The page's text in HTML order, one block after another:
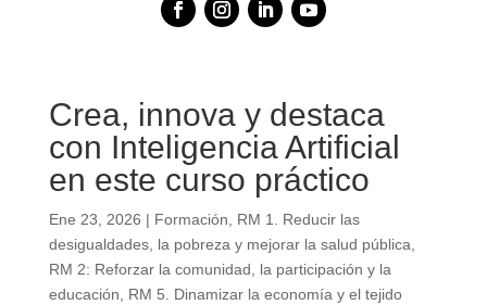
Crea, innova y destaca
con Inteligencia Artificial
en este curso práctico
Ene 23, 2026 | Formación
RM 1. Reducir las
desigualdades, la pobreza y mejorar la salud pública
RM 2: Reforzar la comunidad, la participación y la
educación
RM 5. Dinamizar la economía y el tejido